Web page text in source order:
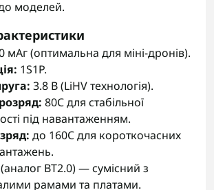
моделей.
мАг (оптимальна для міні-дронів).
1S1P.
3.8 В (LiHV технологія).
80C для стабільної
під навантаженням.
до 160C для короткочасних
BT2.0) — сумісний з
рамами та платами.